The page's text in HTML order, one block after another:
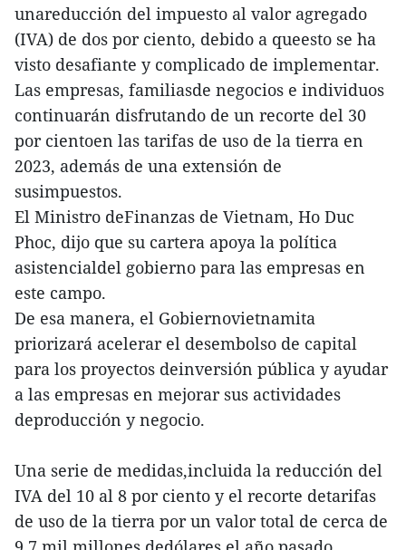
unareducción del impuesto al valor agregado
(IVA) de dos por ciento, debido a queesto se ha
visto desafiante y complicado de implementar.
Las empresas, familiasde negocios e individuos
continuarán disfrutando de un recorte del 30
por cientoen las tarifas de uso de la tierra en
2023, además de una extensión de
susimpuestos.
El Ministro deFinanzas de Vietnam, Ho Duc
Phoc, dijo que su cartera apoya la política
asistencialdel gobierno para las empresas en
este campo.
De esa manera, el Gobiernovietnamita
priorizará acelerar el desembolso de capital
para los proyectos deinversión pública y ayudar
a las empresas en mejorar sus actividades
deproducción y negocio.
Una serie de medidas,incluida la reducción del
IVA del 10 al 8 por ciento y el recorte detarifas
de uso de la tierra por un valor total de cerca de